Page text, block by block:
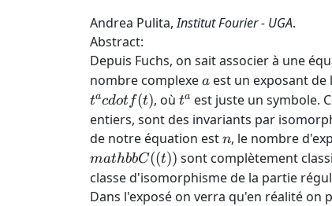
Andrea Pulita,Institut Fourier - UGA.
Abstract:
Depuis Fuchs, on sait associer à une
nombre complexea
a est un exposant
tacdotf(t), oùt^a
ta est juste un symbole.
entiers, sont des invariants par
de notre équation estn
n, le nombre
mathbbC((t)) sont complètement
classe d'isomorphisme de la partie
Dans l'exposé on verra qu'en réalité